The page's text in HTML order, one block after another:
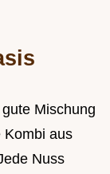
Mischung
Kombi aus
Nuss